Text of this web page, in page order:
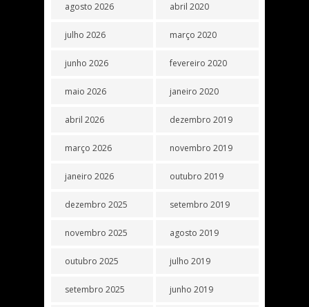
agosto 2026
julho 2026
junho 2026
maio 2026
abril 2026
março 2026
janeiro 2026
dezembro 2025
novembro 2025
outubro 2025
setembro 2025
abril 2020
março 2020
fevereiro 2020
janeiro 2020
dezembro 2019
novembro 2019
outubro 2019
setembro 2019
agosto 2019
julho 2019
junho 2019